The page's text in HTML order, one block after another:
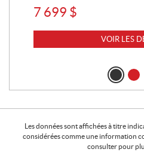
7 699 $
VOIR LES
Les données sont affichées à titre
considérées comme une information
consulter pour